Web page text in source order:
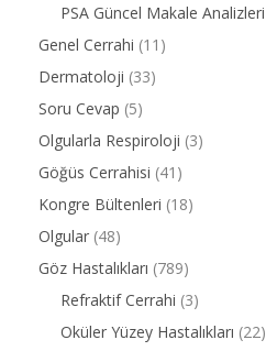
PSA Güncel Makale Analizleri
Genel Cerrahi (11)
Dermatoloji (33)
Soru Cevap (5)
Olgularla Respiroloji (3)
Göğüs Cerrahisi (41)
Kongre Bültenleri (18)
Olgular (48)
Göz Hastalıkları (789)
Refraktif Cerrahi (3)
Oküler Yüzey Hastalıkları (22)